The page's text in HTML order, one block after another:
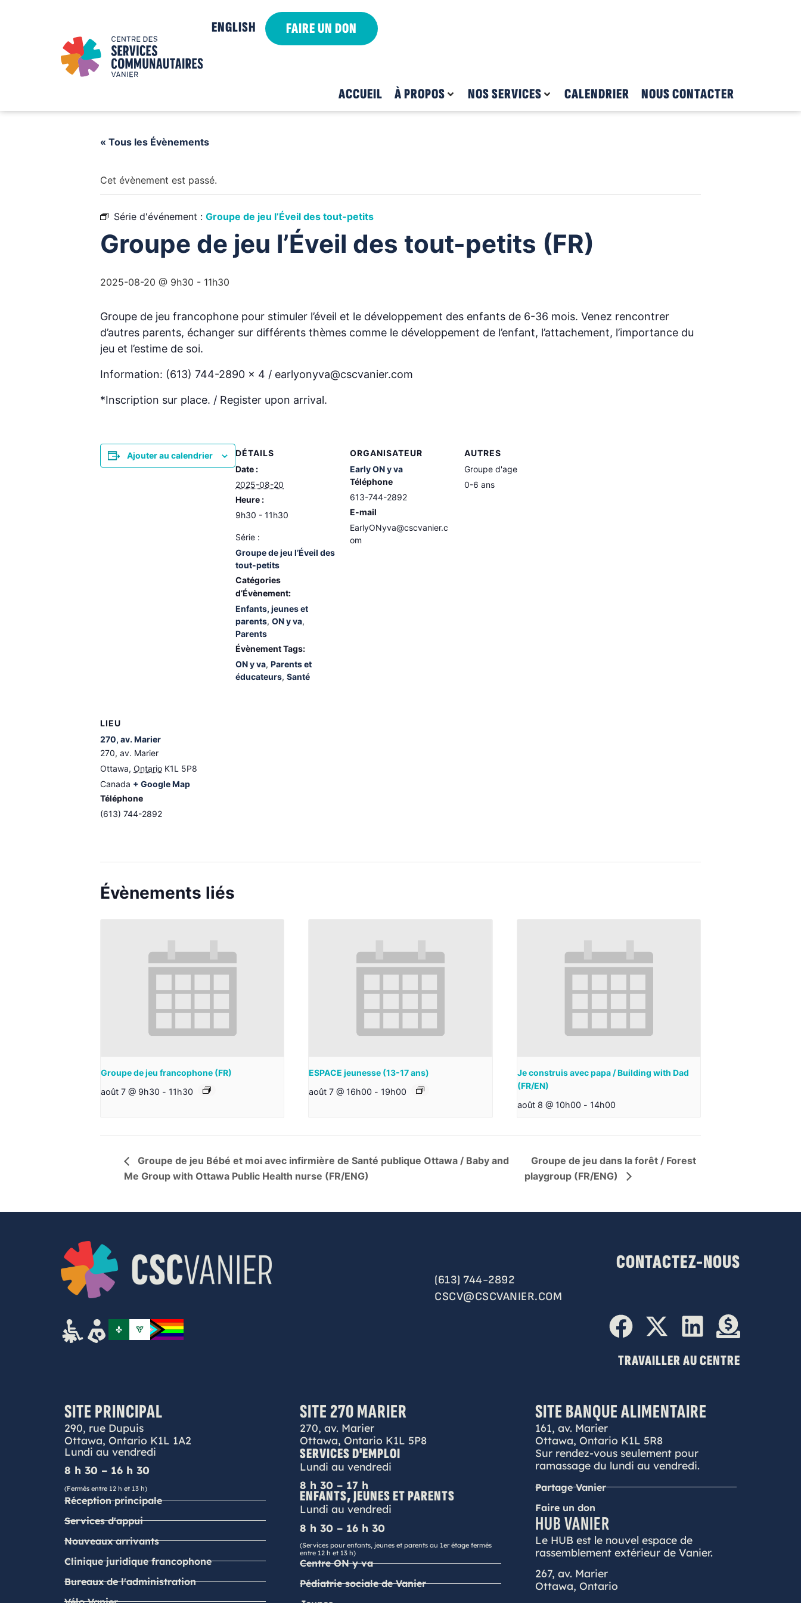
ENGLISH FAIRE UN DON
ACCUEIL À PROPOS NOS SERVICES CALENDRIER NOUS CONTACTER
« Tous les Évènements
Cet évènement est passé.
Série d'événement : Groupe de jeu l’Éveil des tout-petits
Groupe de jeu l’Éveil des tout-petits (FR)
2025-08-20 @ 9h30 - 11h30
Groupe de jeu francophone pour stimuler l’éveil et le développement des enfants de 6-36 mois. Venez rencontrer
d’autres parents, échanger sur différents thèmes comme le développement de l’enfant, l’attachement, l’importance du
jeu et l’estime de soi.
Information: (613) 744-2890 x 4 / earlyonyva@cscvanier.com
*Inscription sur place. / Register upon arrival.
Ajouter au calendrier
DÉTAILS
Date :
2025-08-20
Heure :
9h30 - 11h30
Série :
Groupe de jeu l’Éveil des
tout-petits
Catégories
d’Évènement:
Enfants, jeunes et
parents, ON y va,
Parents
Évènement Tags:
ON y va, Parents et
éducateurs, Santé
ORGANISATEUR
Early ON y va
Téléphone
613-744-2892
E-mail
EarlyONyva@cscvanier.c
om
AUTRES
Groupe d'age
0-6 ans
LIEU
270, av. Marier
270, av. Marier
Ottawa, Ontario K1L 5P8
Canada + Google Map
Téléphone
(613) 744-2892
Évènements liés
Groupe de jeu francophone (FR)
août 7 @ 9h30 - 11h30
ESPACE jeunesse (13-17 ans)
août 7 @ 16h00 - 19h00
Je construis avec papa / Building with Dad
(FR/EN)
août 8 @ 10h00 - 14h00
Groupe de jeu Bébé et moi avec infirmière de Santé publique Ottawa / Baby and
Me Group with Ottawa Public Health nurse (FR/ENG)
Groupe de jeu dans la forêt / Forest
playgroup (FR/ENG)
CONTACTEZ-NOUS
(613) 744-2892
CSCV@CSCVANIER.COM
TRAVAILLER AU CENTRE
SITE PRINCIPAL
290, rue Dupuis
Ottawa, Ontario K1L 1A2
Lundi au vendredi
8 h 30 – 16 h 30
(Fermés entre 12 h et 13 h)
Réception principale
Services d'appui
Nouveaux arrivants
Clinique juridique francophone
Bureaux de l'administration
SITE 270 MARIER
270, av. Marier
Ottawa, Ontario K1L 5P8
SERVICES D'EMPLOI
Lundi au vendredi
8 h 30 – 17 h
ENFANTS, JEUNES ET PARENTS
Lundi au vendredi
8 h 30 – 16 h 30
(Services pour enfants, jeunes et parents au 1er étage fermés
entre 12 h et 13 h)
Centre ON y va
Pédiatrie sociale de Vanier
SITE BANQUE ALIMENTAIRE
161, av. Marier
Ottawa, Ontario K1L 5R8
Sur rendez-vous seulement pour
ramassage du lundi au vendredi.
Partage Vanier
Faire un don
HUB VANIER
Le HUB est le nouvel espace de
rassemblement extérieur de Vanier.
267, av. Marier
Ottawa, Ontario